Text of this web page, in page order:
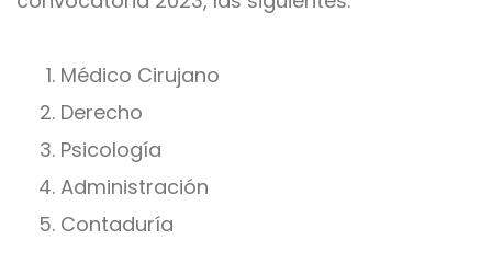
Médico Cirujano
Derecho
Psicología
Administración
Contaduría